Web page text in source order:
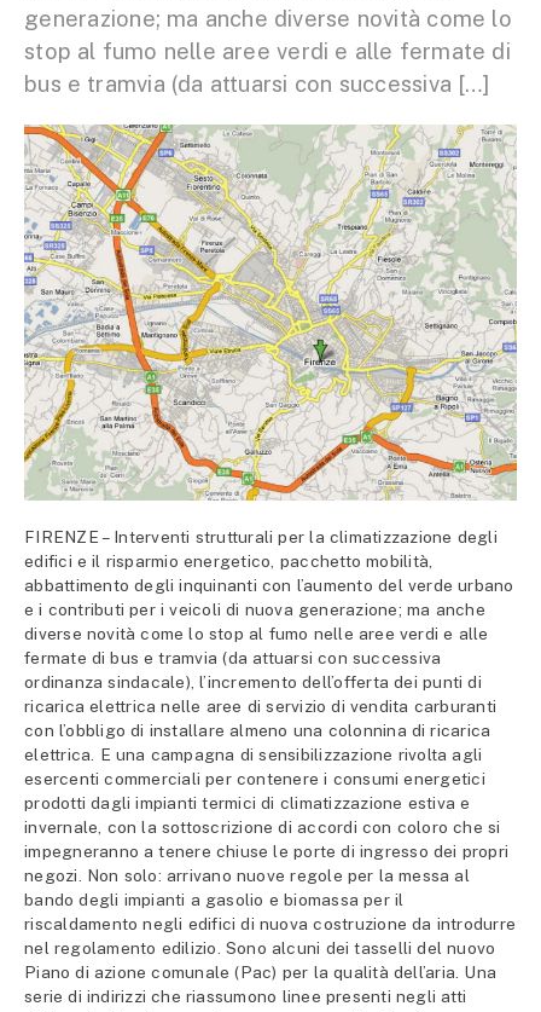
generazione; ma anche diverse novità come lo
stop al fumo nelle aree verdi e alle fermate di
bus e tramvia (da attuarsi con successiva […]
FIRENZE – Interventi strutturali per la climatizzazione degli
edifici e il risparmio energetico, pacchetto mobilità,
abbattimento degli inquinanti con l’aumento del verde urbano
e i contributi per i veicoli di nuova generazione; ma anche
diverse novità come lo stop al fumo nelle aree verdi e alle
fermate di bus e tramvia (da attuarsi con successiva
ordinanza sindacale), l’incremento dell’offerta dei punti di
ricarica elettrica nelle aree di servizio di vendita carburanti
con l’obbligo di installare almeno una colonnina di ricarica
elettrica. E una campagna di sensibilizzazione rivolta agli
esercenti commerciali per contenere i consumi energetici
prodotti dagli impianti termici di climatizzazione estiva e
invernale, con la sottoscrizione di accordi con coloro che si
impegneranno a tenere chiuse le porte di ingresso dei propri
negozi. Non solo: arrivano nuove regole per la messa al
bando degli impianti a gasolio e biomassa per il
riscaldamento negli edifici di nuova costruzione da introdurre
nel regolamento edilizio. Sono alcuni dei tasselli del nuovo
Piano di azione comunale (Pac) per la qualità dell’aria. Una
serie di indirizzi che riassumono linee presenti negli atti